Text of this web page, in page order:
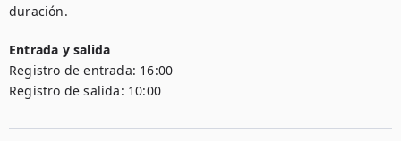
Entrada y salida
Registro de entrada: 16:00
Registro de salida: 10:00